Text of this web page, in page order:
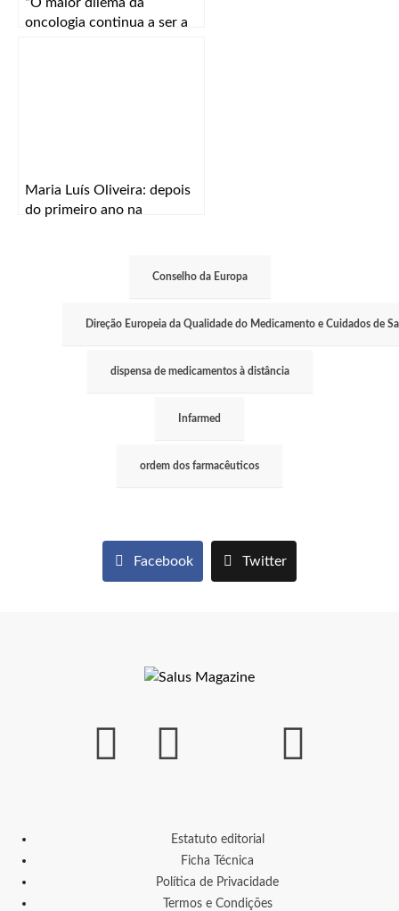
oncologia continua a ser a
Maria Luís Oliveira: depois
do primeiro ano na
Conselho da Europa
Direção Europeia da Qualidade do Medicamento e Cuidados de
dispensa de medicamentos à distância
Infarmed
ordem dos farmacêuticos
Facebook Twitter
Estatuto editorial
Ficha Técnica
Política de Privacidade
Termos e Condições